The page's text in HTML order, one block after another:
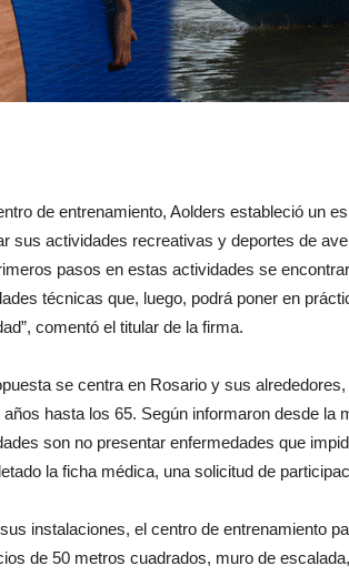
de entrenamiento, Aolders estableció un
sus actividades recreativas y deportes de
pasos en estas actividades se
técnicas que, luego, podrá poner en
comentó el titular de la firma.
se centra en Rosario y sus
años hasta los 65. Según informaron desde
son no presentar enfermedades que
la ficha médica, una solicitud de
instalaciones, el centro de entrenamiento
de 50 metros cuadrados, muro de